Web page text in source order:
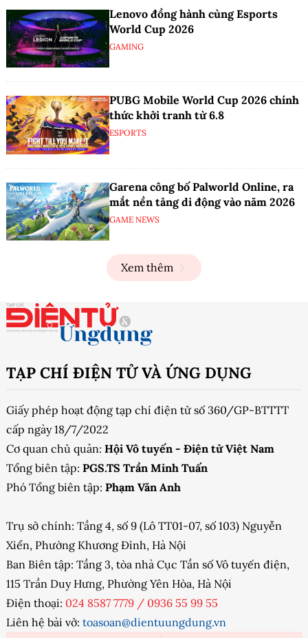
Lenovo đồng hành cùng Esports
World Cup 2026
GAMING
PUBG Mobile World Cup 2026 chính
thức khởi tranh từ 6.8
ESPORTS
Garena công bố Palworld Online, ra
mắt nền tảng di động vào năm 2026
GAME NEWS
Xem thêm
TẠP CHÍ ĐIỆN TỬ VÀ ỨNG DỤNG
Giấy phép hoạt động tạp chí điện tử số 360/GP-BTTTT
cấp ngày 18/7/2022
Cơ quan chủ quản: Hội Vô tuyến - Điện tử Việt Nam
Tổng biên tập: PGS.TS Trần Minh Tuấn
Phó Tổng biên tập: Phạm Văn Anh
Trụ sở chính: Tầng 4, số 9 (Lô TT01-07, số 103) Nguyễn
Xiển, Phường Khương Đình, Hà Nội
Ban Biên tập: Tầng 3, tòa nhà Cục Tần số Vô tuyến điện,
115 Trần Duy Hưng, Phường Yên Hòa, Hà Nội
Điện thoại: 024 8587 7779 / 0936 55 99 55
Liên hệ bài vở: toasoan@dientuungdung.vn